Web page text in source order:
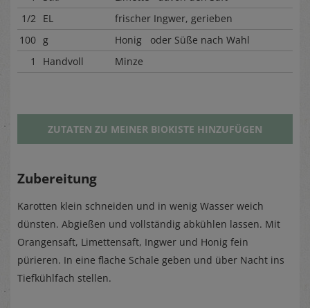
1/2 EL
frischer Ingwer, gerieben
100 g
Honig oder Süße nach Wahl
1
Handvoll Minze
ZUTATEN ZU MEINER BIOKISTE HINZUFÜGEN
Zubereitung
Karotten klein schneiden und in wenig Wasser weich
dünsten. Abgießen und vollständig abkühlen lassen. Mit
Orangensaft, Limettensaft, Ingwer und Honig fein
pürieren. In eine flache Schale geben und über Nacht ins
Tiefkühlfach stellen.